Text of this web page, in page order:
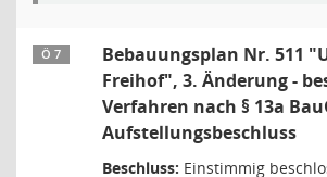
Ö 7
Bebauungsplan Nr. 511
Freihof", 3. Änderung -
Verfahren nach § 13a
Aufstellungsbeschluss
Beschluss: Einstimmig